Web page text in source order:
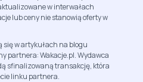
w interwałach
lub ceny nie stanowią oferty w
w artykułach na blogu
partnera: Wakacje.pl. Wydawca
sfinalizowaną transakcję, która
linku partnera.